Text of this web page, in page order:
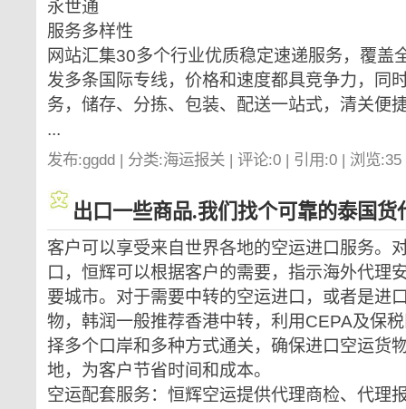
永世通
服务多样性
网站汇集30多个行业优质稳定速递服务，覆盖
发多条国际专线，价格和速度都具竞争力，同
务，储存、分拣、包装、配送一站式，清关便
...
发布:ggdd | 分类:海运报关 | 评论:0 | 引用:0 | 浏览:35
出口一些商品.我们找个可靠的泰国货
客户可以享受来自世界各地的空运进口服务。
口，恒辉可以根据客户的需要，指示海外代理
要城市。对于需要中转的空运进口，或者是进
物，韩润一般推荐香港中转，利用CEPA及保
择多个口岸和多种方式通关，确保进口空运货
地，为客户节省时间和成本。
空运配套服务：恒辉空运提供代理商检、代理